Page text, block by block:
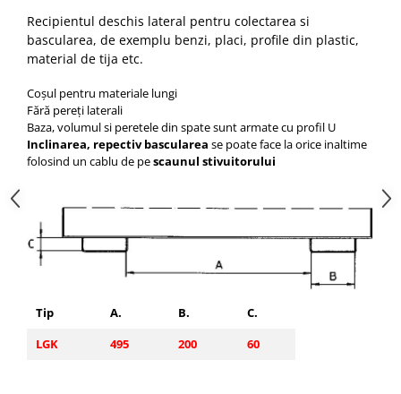
Cleste ridicare butoi
Dispozitive ridicare butoaie
Recipientul deschis lateral pentru colectarea si
bascularea, de exemplu benzi, placi, profile din plastic,
material de tija etc.
Coșul pentru materiale lungi
Fără pereți laterali
Baza, volumul si peretele din spate sunt armate cu profil U
Inclinarea, repectiv bascularea se poate face la orice inaltime
folosind un cablu de pescaunul stivuitorului
Tip A. B.
C.
LGK
495 200 60